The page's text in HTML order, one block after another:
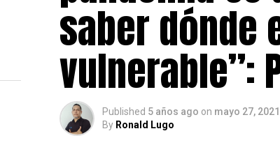
saber dónde
vulnerable”:
Published 5 años ago on mayo 27, 2021
By Ronald Lugo